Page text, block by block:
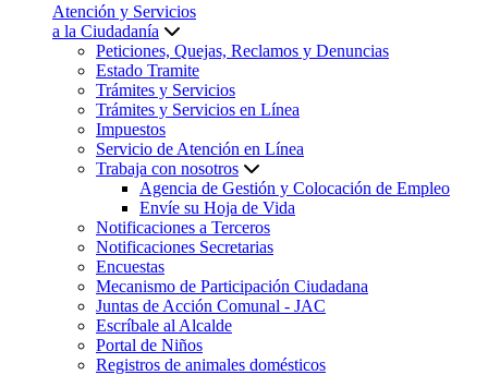
Atención y Servicios
a la Ciudadanía
Peticiones, Quejas, Reclamos y Denuncias
Estado Tramite
Trámites y Servicios
Trámites y Servicios en Línea
Impuestos
Servicio de Atención en Línea
Trabaja con nosotros
Agencia de Gestión y Colocación de Empleo
Envíe su Hoja de Vida
Notificaciones a Terceros
Notificaciones Secretarias
Encuestas
Mecanismo de Participación Ciudadana
Juntas de Acción Comunal - JAC
Escríbale al Alcalde
Portal de Niños
Registros de animales domésticos